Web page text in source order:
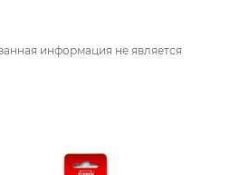
информация не является